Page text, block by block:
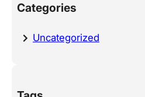
Categories
Uncategorized